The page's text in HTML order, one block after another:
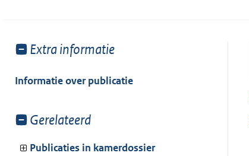
Toon
van:
Extra informatie
Informatie over publicatie
Toon
van:
Gerelateerd
Publicaties in kamerdossier